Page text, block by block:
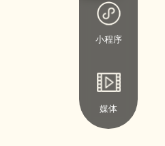
小程序
媒体